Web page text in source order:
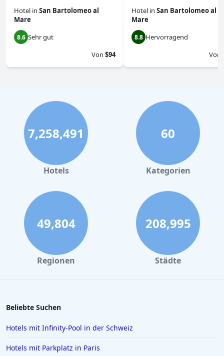
Hotel in San Bartolomeo al
Mare
8.6 Sehr gut
Von $94
Hotel in San Bartolomeo al
Mare
8.8 Hervorragend
Von
7,258,491
Hotels
60
Kategorien
49,804
Regionen
208,995
Städte
Beliebte Suchen
Hotels mit Infinity-Pool in der Schweiz
Hotels mit Parkplatz in Paris